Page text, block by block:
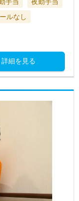
手当
夜勤手当
ルなし
詳細を見る